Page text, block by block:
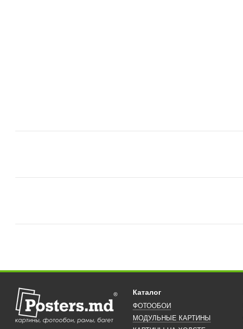
Каталог
ФОТООБОИ
МОДУЛЬНЫЕ КАРТИНЫ